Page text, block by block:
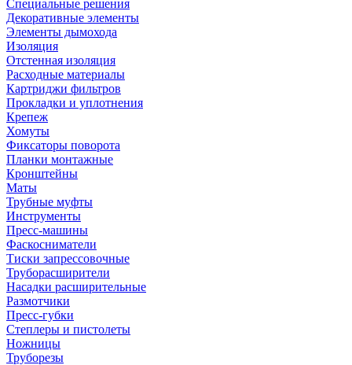
Специальные решения
Декоративные элементы
Элементы дымохода
Изоляция
Отстенная изоляция
Расходные материалы
Картриджи фильтров
Прокладки и уплотнения
Крепеж
Хомуты
Фиксаторы поворота
Планки монтажные
Кронштейны
Маты
Трубные муфты
Инструменты
Пресс-машины
Фаскосниматели
Тиски запрессовочные
Труборасширители
Насадки расширительные
Размотчики
Пресс-губки
Степлеры и пистолеты
Ножницы
Труборезы